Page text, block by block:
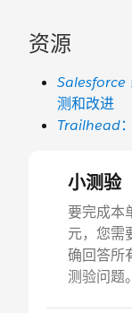
资源
Salesforce
测和改进
Trailhead